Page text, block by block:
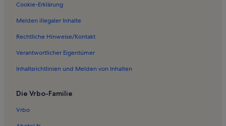
Ferienwohnungen in Wasserfall
Ferienwohnungen und Apartments in Altastenberg
Cookie-Erklärung
Melden illegaler Inhalte
Rechtliche Hinweise/Kontakt
Verantwortlicher Eigentümer
Inhaltsrichtlinien und Melden von Inhalten
Die Vrbo-Familie
Vrbo